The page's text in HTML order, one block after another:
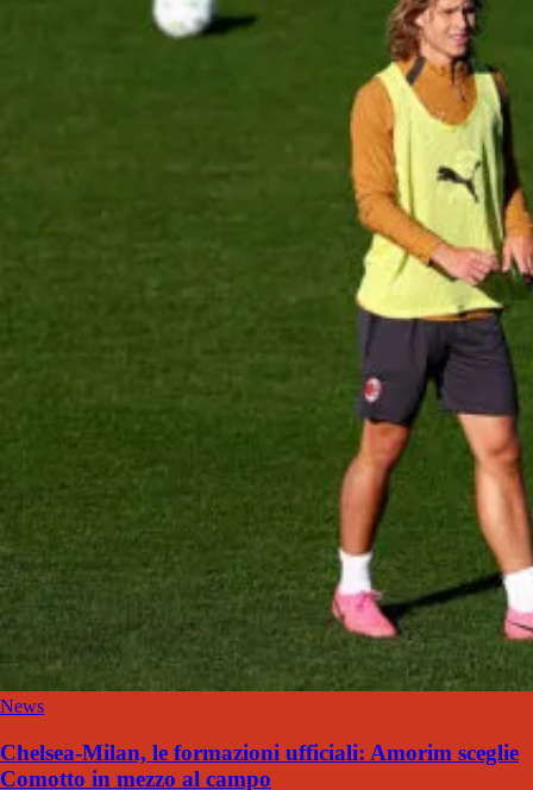
News
Chelsea-Milan, le formazioni ufficiali: Amorim sceglie
Comotto in mezzo al campo